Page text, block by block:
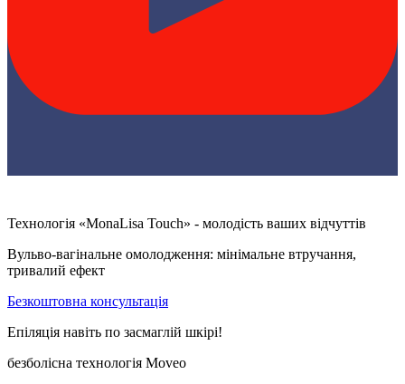
Технологія «MonaLisa Touch» - молодість ваших відчуттів
Вульво-вагінальне омолодження: мінімальне втручання,
тривалий ефект
Безкоштовна консультація
Епіляція навіть по засмаглій шкірі!
безболісна технологія Moveo